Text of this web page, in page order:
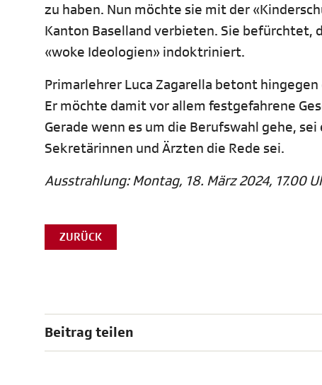
zu haben. Nun möchte sie mit der
Kanton Baselland verbieten. Sie befürchtet,
«woke Ideologien» indoktriniert.
Primarlehrer Luca Zagarella betont
Er möchte damit vor allem festgefahrene
Gerade wenn es um die Berufswahl gehe,
Sekretärinnen und Ärzten die Rede sei.
Ausstrahlung: Montag, 18. März 2024, 17.00
ZURÜCK
Beitrag teilen